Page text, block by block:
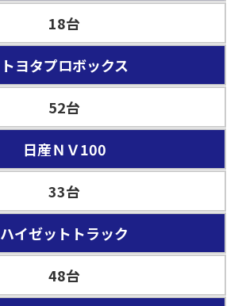
18台
トヨタプロボックス
52台
日産ＮＶ100
33台
ハイゼットトラック
48台